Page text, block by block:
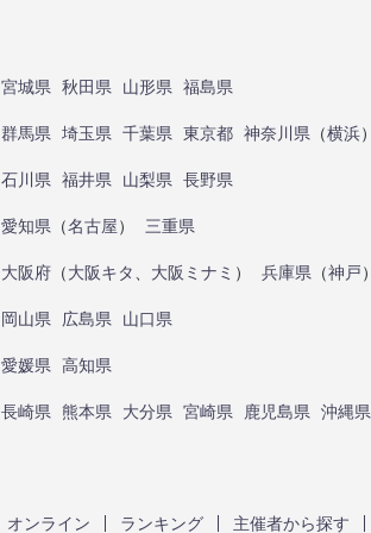
宮城県 秋田県 山形県 福島県
群馬県 埼玉県 千葉県 東京都 神奈川県 （横浜）
石川県 福井県 山梨県 長野県
愛知県 （名古屋） 三重県
大阪府 （大阪キタ 大阪ミナミ ） 兵庫県 （神戸）
岡山県 広島県 山口県
愛媛県 高知県
長崎県 熊本県 大分県 宮崎県 鹿児島県 沖縄県
オンライン ランキング 主催者から探す